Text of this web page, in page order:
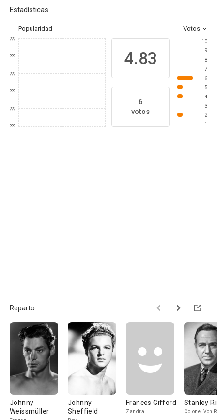
Estadísticas
Popularidad Votos
???
???
???
???
???
???
4.83
6
votos
10
9
8
7
6
5
4
3
2
1
Reparto
Johnny
Weissmüller
Johnny
Sheffield
Frances Gifford
Zandra
Stanley
Colonel Von